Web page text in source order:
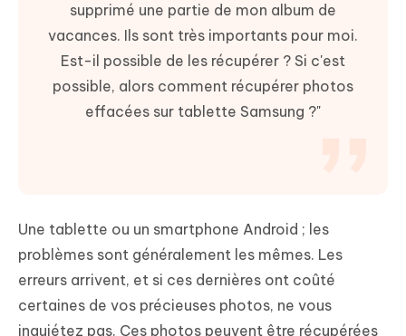
supprimé une partie de mon album de
vacances. Ils sont très importants pour moi.
Est-il possible de les récupérer ? Si c'est
possible, alors comment récupérer photos
effacées sur tablette Samsung ?"
Une tablette ou un smartphone Android ; les
problèmes sont généralement les mêmes. Les
erreurs arrivent, et si ces dernières ont coûté
certaines de vos précieuses photos, ne vous
inquiétez pas. Ces photos peuvent être récupérées